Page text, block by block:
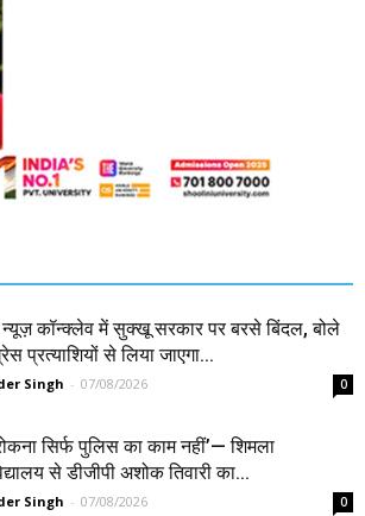
न्यूज़ कॉन्क्लेव में सुक्खू सरकार पर बरसे बिंदल, बोले
प्रत्याशियों से लिया जाएगा...
Singh - 07/08/2026 0
सिर्फ पुलिस का काम नहीं’— शिमला
से डीजीपी अशोक तिवारी का...
Singh - 07/08/2026 0